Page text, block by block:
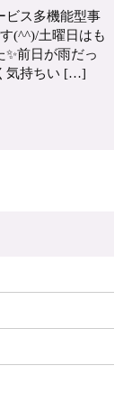
ビス多機能型事
(^^)/土曜日はも
前日が雨だっ
気持ちい […]